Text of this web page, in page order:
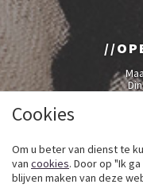
Cookies
Om u beter van dienst te
van cookies. Door op "Ik
blijven maken van deze